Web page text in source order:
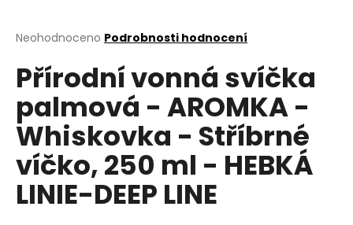
Průměrné
produktu
je
5
hvězdiček.
Neohodnoceno Podrobnosti hodnocení
Přírodní vonná svíčka
palmová - AROMKA -
Whiskovka - Stříbrné
víčko, 250 ml - HEBKÁ
LINIE-DEEP LINE
j
t
?
HLEDAT